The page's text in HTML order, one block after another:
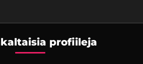
profiileja